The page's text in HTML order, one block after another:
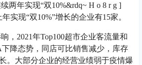
两年实现“双10%&rdq~ H o 8 r g ]
实现“双10%”增长的企业有15家。
，2021年Top100超市企业客流量和
下降态势，同店可比销售减少，库存
。大部分企业的经营业绩弱于疫情爆